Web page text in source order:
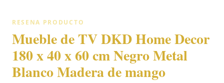
RESENA PRODUCTO
Mueble de TV DKD Home Decor
180 x 40 x 60 cm Negro Metal
Blanco Madera de mango